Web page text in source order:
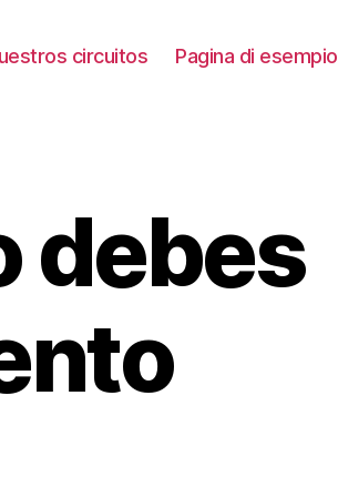
circuitos Pagina di esempio
debes